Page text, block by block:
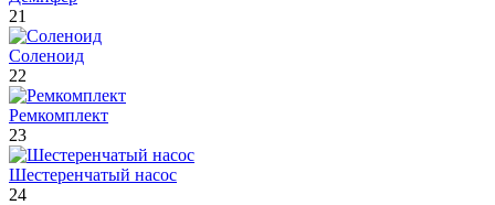
21
Соленоид
22
Ремкомплект
23
Шестеренчатый насос
24